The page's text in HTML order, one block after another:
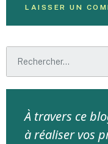
À travers ce
à réaliser vos